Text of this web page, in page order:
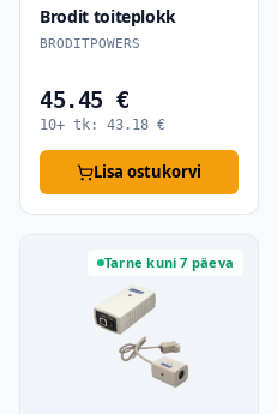
Brodit toiteplokk
BRODITPOWERS
45.45 €
10+ tk: 43.18 €
Lisa ostukorvi
Tarne kuni 7 päeva